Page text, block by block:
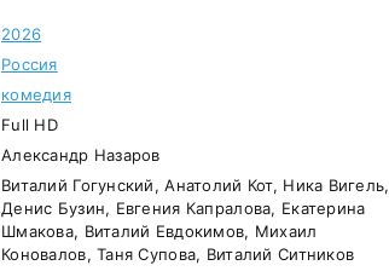
2026
Россия
комедия
Full HD
Александр Назаров
Виталий Гогунский, Анатолий Кот, Ника Вигель,
Денис Бузин, Евгения Капралова, Екатерина
Шмакова, Виталий Евдокимов, Михаил
Коновалов, Таня Супова, Виталий Ситников